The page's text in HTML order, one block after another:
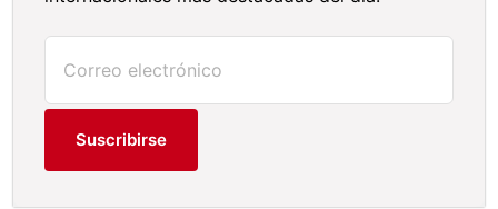
Suscribirse